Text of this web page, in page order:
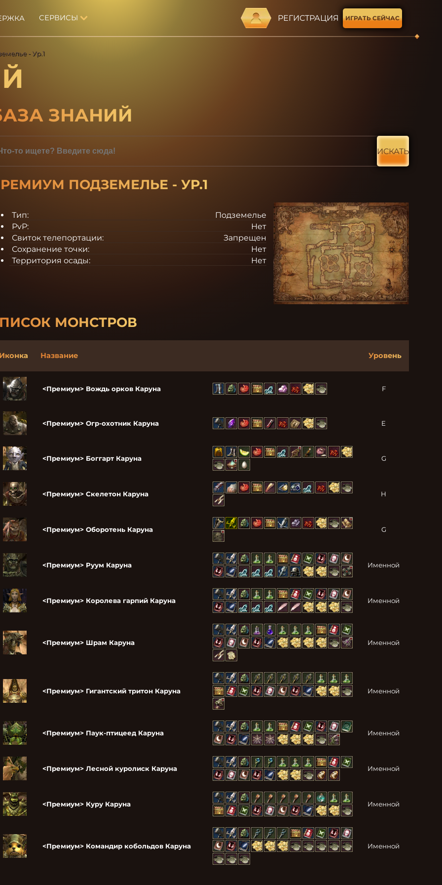
СЕРВИСЫ РЕГИСТРАЦИЯ ИГРАТЬ СЕЙЧАС
- Ур.1
ЗНАНИЙ
ИСКАТЬ
ПОДЗЕМЕЛЬЕ - УР.1
Тип:
Подземелье
PvP:
Нет
Свиток телепортации:
Запрещен
Сохранение точки:
Нет
Территория осады:
Нет
МОНСТРОВ
Название Уровень
<Премиум> Вождь орков Каруна F
<Премиум> Огр-охотник Каруна E
<Премиум> Боггарт Каруна G
<Премиум> Скелетон Каруна H
<Премиум> Оборотень Каруна G
<Премиум> Руум Каруна Именной
<Премиум> Королева гарпий Каруна Именной
<Премиум> Шрам Каруна Именной
<Премиум> Гигантский тритон Каруна Именной
<Премиум> Паук-птицеед Каруна Именной
<Премиум> Лесной куролиск Каруна Именной
<Премиум> Куру Каруна Именной
<Премиум> Командир кобольдов Каруна Именной